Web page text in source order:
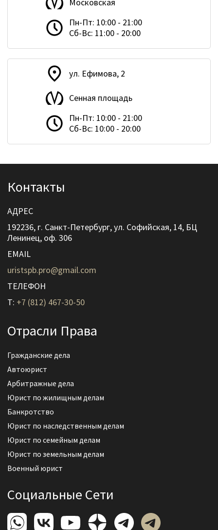
Пн-Пт: 10:00 - 21:00
Сб-Вс: 11:00 - 20:00
ул. Ефимова, 2
Сенная площадь
Пн-Пт: 10:00 - 21:00
Сб-Вс: 10:00 - 20:00
Контакты
АДРЕС
192236, г. Санкт-Петербург, ул. Софийская, 14, БЦ
Ленинец, оф. 306
EMAIL
uristspb.pro@gmail.com
ТЕЛЕФОН
T: +7 (812) 467-30-50
Отрасли Права
Гражданские дела
Автоюрист
Арбитражные дела
Юрист по жилищным делам
Банкротство
Юрист по наследственным делам
Юрист по семейным делам
Юрист по земельным делам
Военный юрист
Социальные Сети